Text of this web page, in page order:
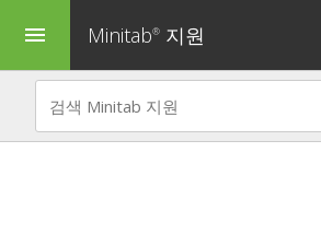
menu Minitab® 지원